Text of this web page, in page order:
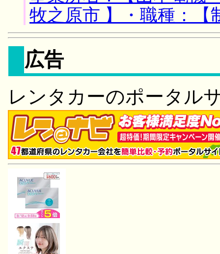
牧之原市 】・職種：【
広告
レンタカーのポータル